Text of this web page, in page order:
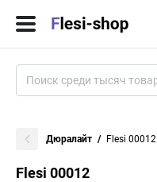
Дюралайт Flesi 00012
Flesi 00012